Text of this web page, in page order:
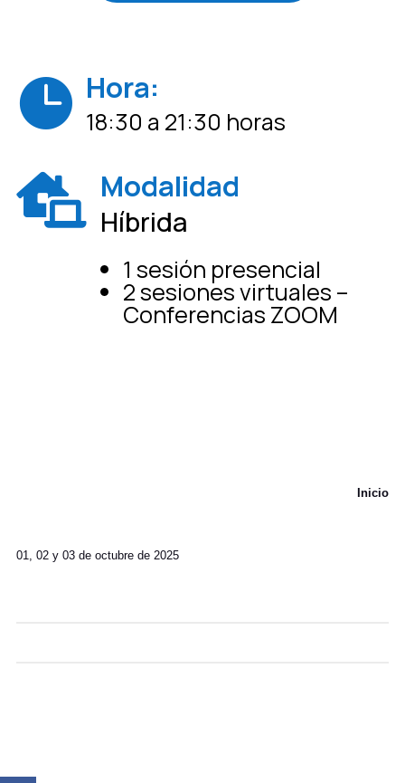
 Hora:
18:30 a 21:30 horas
 Modalidad
Híbrida
1 sesión presencial
2 sesiones virtuales –
Conferencias ZOOM
Inicio
01, 02 y 03 de octubre de 2025